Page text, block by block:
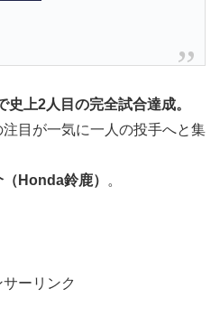
上2人目の完全試合達成。
目が一気に一人の投手へと集
Honda鈴鹿） 。
サーリンク